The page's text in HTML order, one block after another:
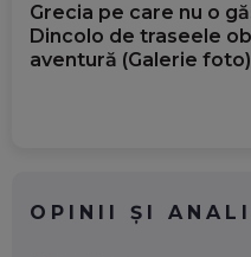
Grecia pe care nu o
Dincolo de traseele
aventură (Galerie foto)
OPINII ȘI